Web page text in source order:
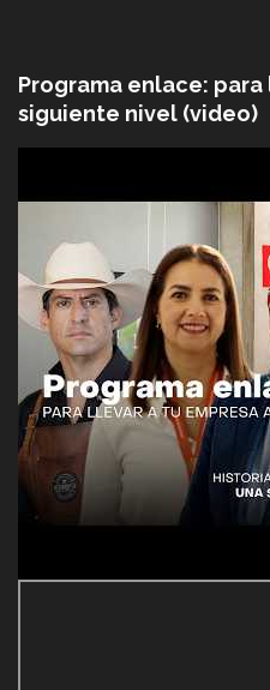
Programa enlace:
siguiente nivel (video)